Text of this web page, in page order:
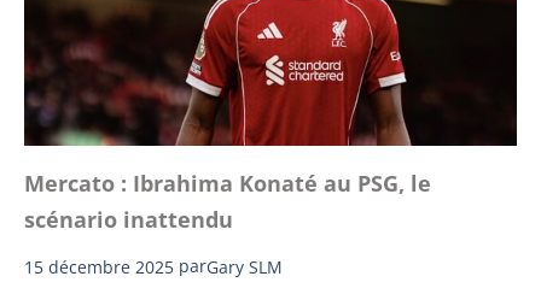
Mercato : Ibrahima Konaté au PSG, le
scénario inattendu
15 décembre 2025 parGary SLM